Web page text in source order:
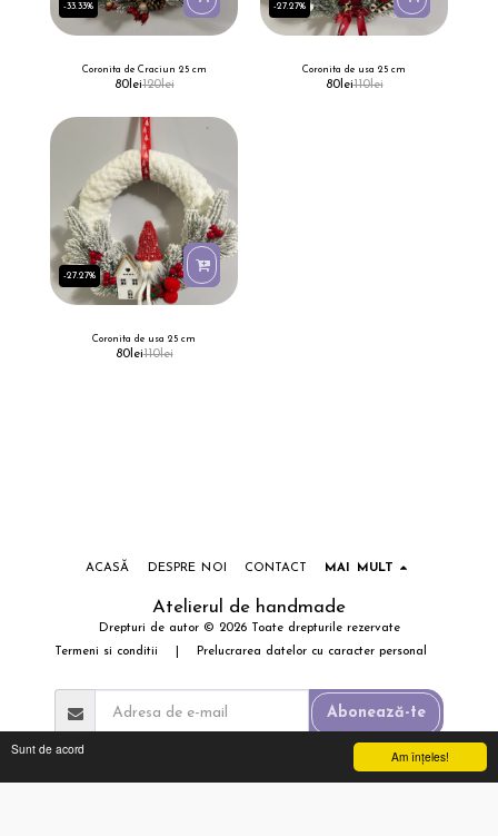
Am înţeles!
Sunt de acord
-33.33%
Coronita de Craciun 25 cm
120lei
80lei
-27.27%
Coronita de usa 25 cm
110lei
80lei
-27.27%
Coronita de usa 25 cm
110lei
80lei
Atelierul de handmade
Drepturi de autor © 2026 Toate drepturile rezervate
Termeni si conditii
Prelucrarea datelor cu caracter personal
ACASĂ DESPRE NOI CONTACT MAI MULT
Abonează-te